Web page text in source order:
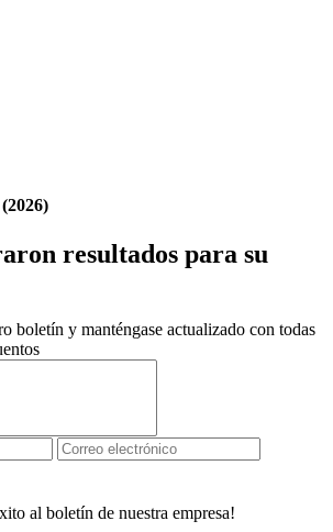
resultados para su
boletín y manténgase actualizado con todas
al boletín de nuestra empresa!